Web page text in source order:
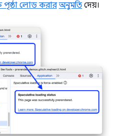
পৃষ্ঠা লোড করার অনুমতি দেয়।